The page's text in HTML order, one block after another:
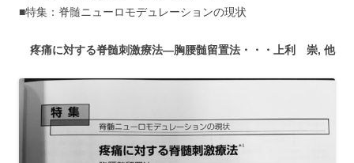
■特集：脊髄ニューロモデュレーションの現状
疼痛に対する脊髄刺激療法―胸腰髄留置法・・・上利 崇, 他